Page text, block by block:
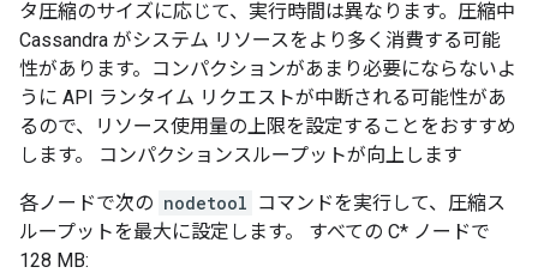
タ圧縮のサイズに応じて、実行時間は異なります。圧縮中
Cassandra がシステム リソースをより多く消費する可能
性があります。コンパクションがあまり必要にならないよ
うに API ランタイム リクエストが中断される可能性があ
るので、リソース使用量の上限を設定することをおすすめ
します。 コンパクションスループットが向上します
各ノードで次の nodetool コマンドを実行して、圧縮ス
ループットを最大に設定します。 すべての C* ノードで
128 MB: